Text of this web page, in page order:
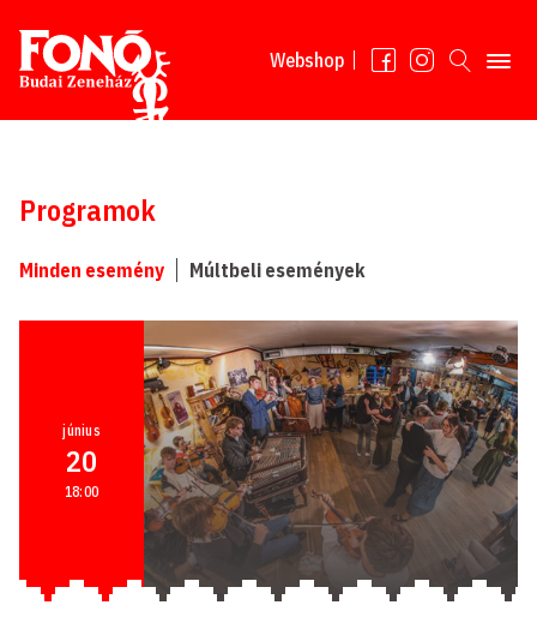
Tovább a tartalomhoz
Webshop
Programok
Minden esemény Múltbeli események
június
20
18:00